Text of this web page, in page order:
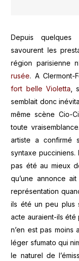
Depuis quelques
savourent les
région parisienne
rusée. A Clermont-
fort belle Violetta ,
semblait donc
même scène Cio-
toute
artiste a confirmé
syntaxe pucciniens.
pas été au mieux
qu’une annonce
représentation
ils été un peu plus
acte auraient-ils été
n’en est pas moins
léger sfumato qui
le naturel de